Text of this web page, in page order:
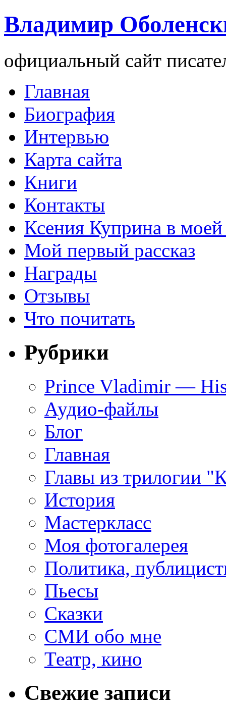
Владимир
официальный сайт
Главная
Биография
Интервью
Карта сайта
Книги
Контакты
Ксения Куприна в
Мой первый рассказ
Награды
Отзывы
Что почитать
Рубрики
Prince Vladimir —
Аудио-файлы
Блог
Главная
Главы из трилогии
История
Мастеркласс
Моя фотогалерея
Политика,
Пьесы
Сказки
СМИ обо мне
Театр, кино
Свежие записи